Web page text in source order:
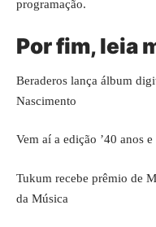
programação.
Por fim, leia
Beraderos lança álbum
Nascimento
Vem aí a edição ’40 anos
Tukum recebe prêmio de
da Música